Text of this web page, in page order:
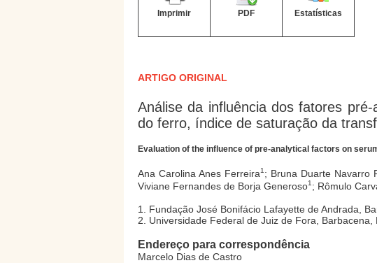
Imprimir PDF Estatísticas
ARTIGO ORIGINAL
Análise da influência dos fatores
do ferro, índice de saturação da
Evaluation of the influence of pre-analytical factors on
Ana Carolina Anes Ferreira1 ; Bruna Duarte Navarro
Viviane Fernandes de Borja Generoso1 ; Rômulo
1. Fundação José Bonifácio Lafayette de Andrada,
2. Universidade Federal de Juiz de Fora, Barbacena,
Endereço para correspondência
Marcelo Dias de Castro